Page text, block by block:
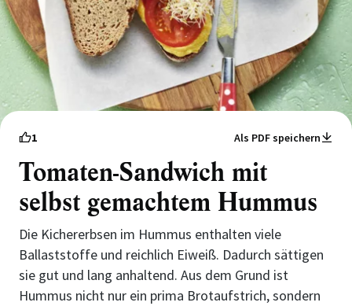
1 Als PDF speichern
Tomaten-Sandwich mit
selbst gemachtem Hummus
Die Kichererbsen im Hummus enthalten viele
Ballaststoffe und reichlich Eiweiß. Dadurch sättigen
sie gut und lang anhaltend. Aus dem Grund ist
Hummus nicht nur ein prima Brotaufstrich, sondern